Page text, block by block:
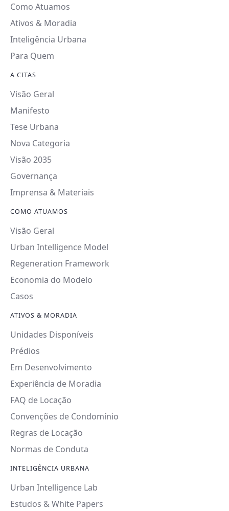
Como Atuamos
Ativos & Moradia
Inteligência Urbana
Para Quem
A CITAS
Visão Geral
Manifesto
Tese Urbana
Nova Categoria
Visão 2035
Governança
Imprensa & Materiais
COMO ATUAMOS
Visão Geral
Urban Intelligence Model
Regeneration Framework
Economia do Modelo
Casos
ATIVOS & MORADIA
Unidades Disponíveis
Prédios
Em Desenvolvimento
Experiência de Moradia
FAQ de Locação
Convenções de Condomínio
Regras de Locação
Normas de Conduta
INTELIGÊNCIA URBANA
Urban Intelligence Lab
Estudos & White Papers